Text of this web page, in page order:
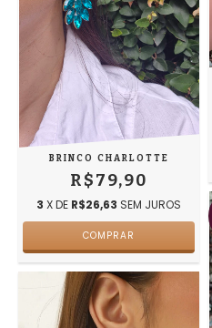
BRINCO CHARLOTTE
R$79,90
3 X DE R$26,63 SEM JUROS